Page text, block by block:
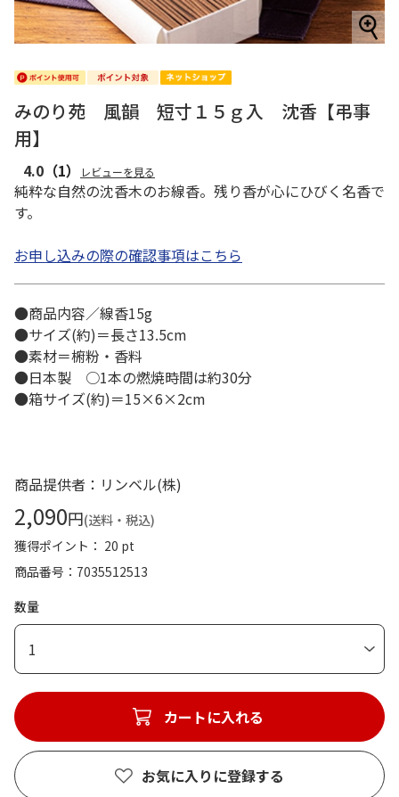
みのり苑 風韻 短寸１５ｇ入 沈香【弔事
用】
4.0 （1） レビューを見る
純粋な自然の沈香木のお線香。残り香が心にひびく名香で
す。
お申し込みの際の確認事項はこちら
●商品内容／線香15g
●サイズ(約)＝長さ13.5cm
●素材＝椨粉・香料
●日本製 ○1本の燃焼時間は約30分
●箱サイズ(約)＝15×6×2cm
商品提供者：リンベル(株)
2,090円(送料・税込)
獲得ポイント： 20 pt
商品番号
7035512513
数量
1
カートに入れる
お気に入りに登録する